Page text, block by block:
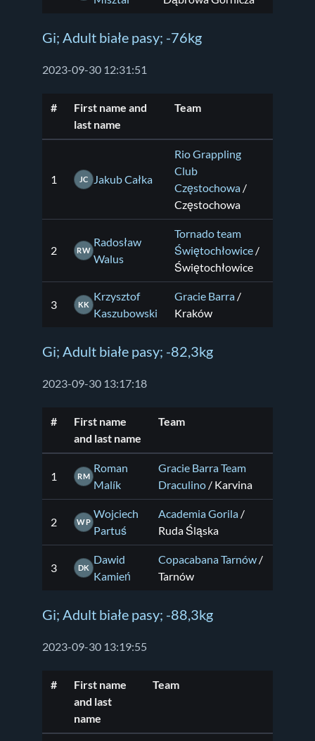
Gi; Adult białe pasy; -76kg
2023-09-30 12:31:51
#
First name and
last name
Team
1 JC Jakub Całka
Rio Grappling
Club
Częstochowa /
Częstochowa
2 RW
Radosław
Walus
Tornado team
Świętochłowice /
Świętochłowice
3 KK
Krzysztof
Kaszubowski
Gracie Barra /
Kraków
Gi; Adult białe pasy; -82,3kg
2023-09-30 13:17:18
#
First name
and last name
Team
1 RM
Roman
Malík
Gracie Barra Team
Draculino / Karvina
2 WP
Wojciech
Partuś
Academia Gorila /
Ruda Śląska
3 DK
Dawid
Kamień
Copacabana Tarnów /
Tarnów
Gi; Adult białe pasy; -88,3kg
2023-09-30 13:19:55
#
First name
and last
name
Team